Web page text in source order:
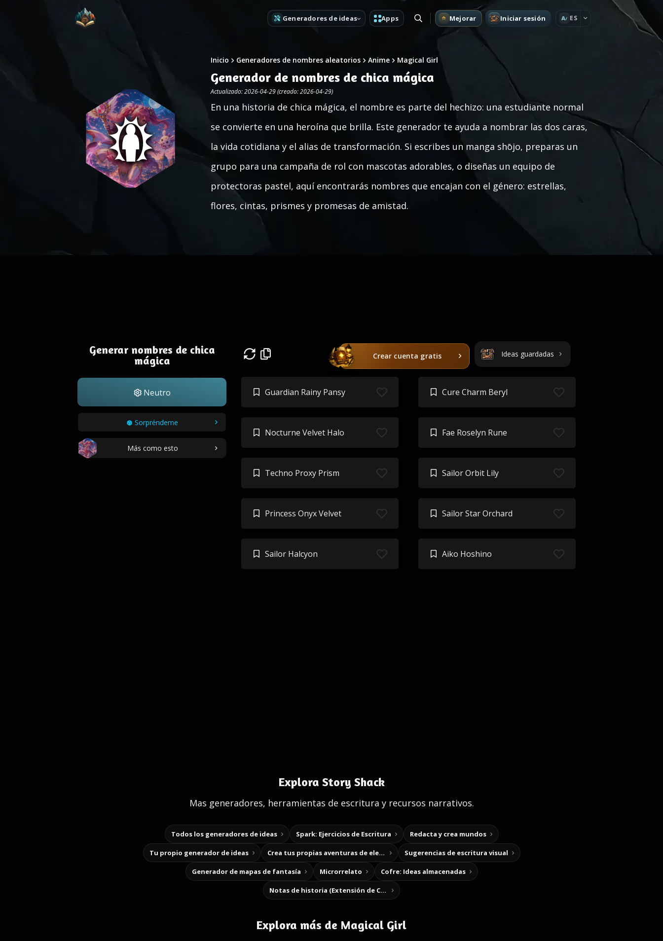
Generadores de ideas Apps Mejorar Iniciar sesión A ES
Inicio Generadores de nombres aleatorios Anime Magical Girl
Generador de nombres de chica mágica
Actualizado: 2026-04-29 (creado: 2026-04-29)
En una historia de chica mágica, el nombre es parte del hechizo: una estudiante normal
se convierte en una heroína que brilla. Este generador te ayuda a nombrar las dos caras,
la vida cotidiana y el alias de transformación. Si escribes un manga shōjo, preparas un
grupo para una campaña de rol con mascotas adorables, o diseñas un equipo de
protectoras pastel, aquí encontrarás nombres que encajan con el género: estrellas,
flores, cintas, prismes y promesas de amistad.
Generar nombres de chica
mágica
Neutro
Sorpréndeme
Más como esto
Crear cuenta gratis Ideas guardadas
Guardian Rainy Pansy Cure Charm Beryl
Nocturne Velvet Halo Fae Roselyn Rune
Techno Proxy Prism Sailor Orbit Lily
Princess Onyx Velvet Sailor Star Orchard
Sailor Halcyon Aiko Hoshino
Explora Story Shack
Mas generadores, herramientas de escritura y recursos narrativos.
Todos los generadores de ideas Spark: Ejercicios de Escritura Redacta y crea mundos
Tu propio generador de ideas Crea tus propias aventuras de elección Sugerencias de escritura visual
Generador de mapas de fantasía Microrrelato Cofre: Ideas almacenadas
Notas de historia (Extensión de Chrome)
Explora más de Magical Girl